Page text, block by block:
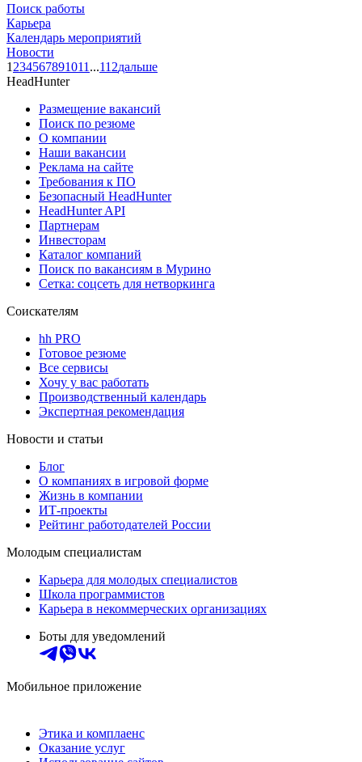
Поиск работы
Карьера
Календарь мероприятий
Новости
1 234567891011 ...112дальше
HeadHunter
Размещение вакансий
Поиск по резюме
О компании
Наши вакансии
Реклама на сайте
Требования к ПО
Безопасный HeadHunter
HeadHunter API
Партнерам
Инвесторам
Каталог компаний
Поиск по вакансиям в Мурино
Сетка: соцсеть для нетворкинга
Соискателям
hh PRO
Готовое резюме
Все сервисы
Хочу у вас работать
Производственный календарь
Экспертная рекомендация
Новости и статьи
Блог
О компаниях в игровой форме
Жизнь в компании
ИТ-проекты
Рейтинг работодателей России
Молодым специалистам
Карьера для молодых специалистов
Школа программистов
Карьера в некоммерческих организациях
Боты для уведомлений
Мобильное приложение
Этика и комплаенс
Оказание услуг